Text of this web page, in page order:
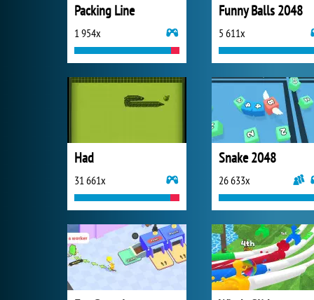
Packing Line
1 954x
Funny Balls 2048
5 611x
Had
31 661x
Snake 2048
26 633x